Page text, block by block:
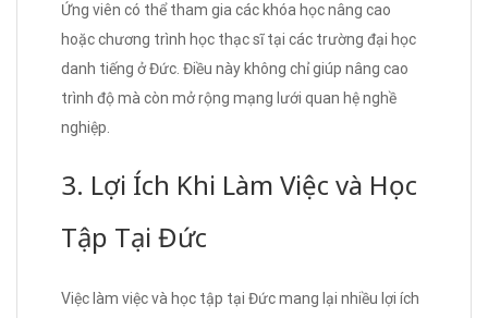
Ứng viên có thể tham gia các khóa học nâng cao
hoặc chương trình học thạc sĩ tại các trường đại học
danh tiếng ở Đức. Điều này không chỉ giúp nâng cao
trình độ mà còn mở rộng mạng lưới quan hệ nghề
nghiệp.
3. Lợi Ích Khi Làm Việc và Học
Tập Tại Đức
Việc làm việc và học tập tại Đức mang lại nhiều lợi ích